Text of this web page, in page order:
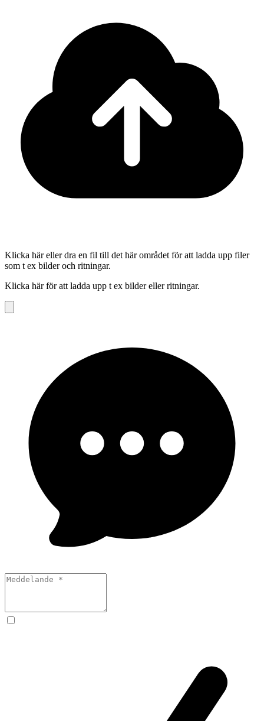
Klicka här eller dra en fil till det här området för att ladda upp filer
som t ex bilder och ritningar.
Klicka här för att ladda upp t ex bilder eller ritningar.